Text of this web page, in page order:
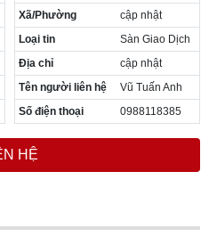
Liệt
Khương Đình
Sở
Liệt
Công
Mai
Hưng
Nam
Hà
Miếu
Liên
Xã/Phường
cập nhật
Loại tin
Sàn Giao Dịch
Địa chỉ
cập nhật
Tên người liên hệ
Vũ Tuấn Anh
Số điện thoại
0988118385
HỆ